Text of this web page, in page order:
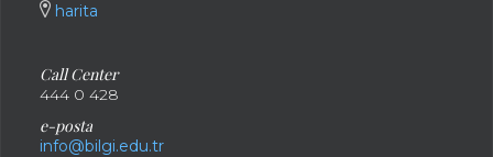
harita
Call Center
444 0 428
e-posta
info@bilgi.edu.tr